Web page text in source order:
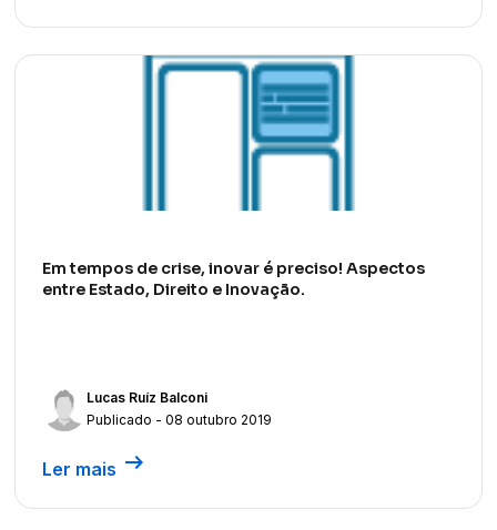
Em tempos de crise, inovar é preciso! Aspectos
entre Estado, Direito e Inovação.
Lucas Ruíz Balconi
Publicado - 08 outubro 2019
Ler mais arrow_right_alt